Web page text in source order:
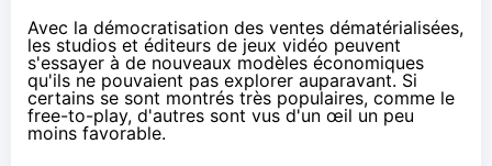
Avec la démocratisation des ventes dématérialisées,
les studios et éditeurs de jeux vidéo peuvent
s'essayer à de nouveaux modèles économiques
qu'ils ne pouvaient pas explorer auparavant. Si
certains se sont montrés très populaires, comme le
free-to-play, d'autres sont vus d'un œil un peu
moins favorable.